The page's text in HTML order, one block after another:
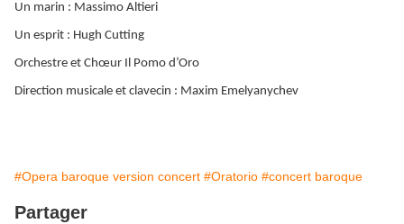
Un marin : Massimo Altieri
Un esprit : Hugh Cutting
Orchestre et Chœur Il Pomo d’Oro
Direction musicale et clavecin : Maxim Emelyanychev
#Opera baroque version concert #Oratorio #concert baroque
Partager